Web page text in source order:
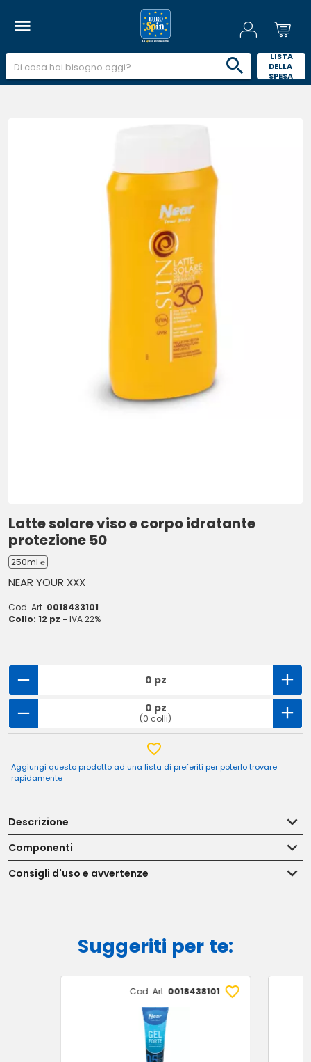
LISTA
DELLA
SPESA
Latte solare viso e corpo idratante
protezione 50
250ml ℮
NEAR YOUR XXX
Cod. Art. 0018433101
Collo: 12 pz - IVA 22%
0 pz
0 pz
(0 colli)
Aggiungi questo prodotto ad una lista di preferiti per poterlo trovare
rapidamente
Descrizione
Componenti
Consigli d'uso e avvertenze
Suggeriti per te:
Cod. Art. 0018438101